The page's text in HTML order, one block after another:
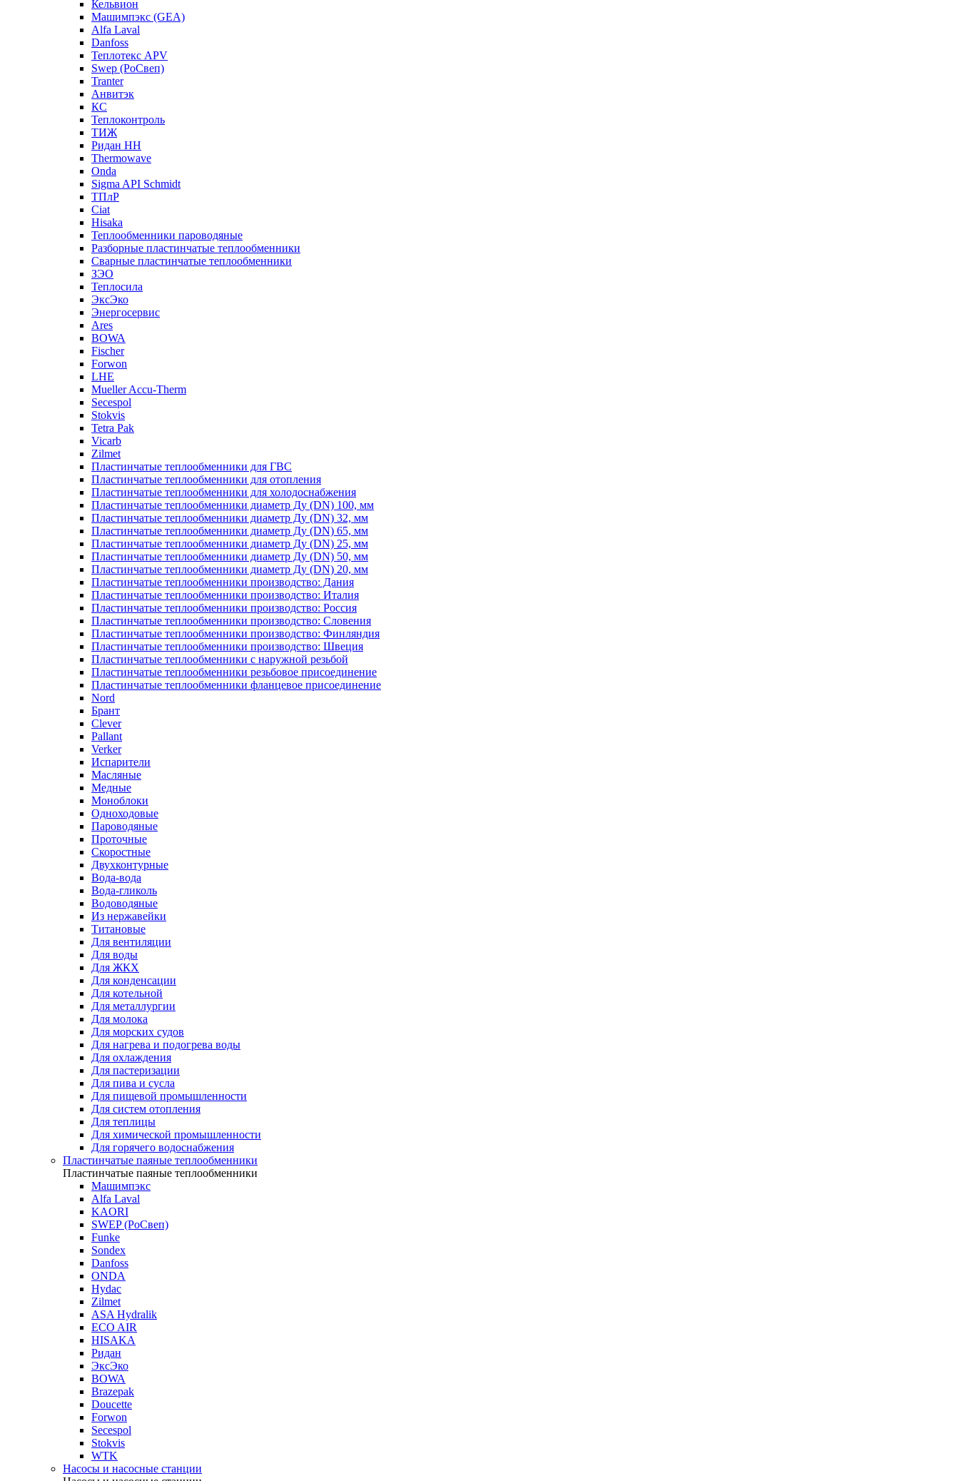
Кельвион
Машимпэкс (GEA)
Alfa Laval
Danfoss
Теплотекс APV
Swep (РоСвеп)
Tranter
Анвитэк
КС
Теплоконтроль
ТИЖ
Ридан НН
Thermowave
Onda
Sigma API Schmidt
ТПлР
Ciat
Hisaka
Теплообменники пароводяные
Разборные пластинчатые теплообменники
Сварные пластинчатые теплообменники
ЗЭО
Теплосила
ЭксЭко
Энергосервис
Ares
BOWA
Fischer
Forwon
LHE
Mueller Accu-Therm
Secespol
Stokvis
Tetra Pak
Vicarb
Zilmet
Пластинчатые теплообменники для ГВС
Пластинчатые теплообменники для отопления
Пластинчатые теплообменники для холодоснабжения
Пластинчатые теплообменники диаметр Ду (DN) 100, мм
Пластинчатые теплообменники диаметр Ду (DN) 32, мм
Пластинчатые теплообменники диаметр Ду (DN) 65, мм
Пластинчатые теплообменники диаметр Ду (DN) 25, мм
Пластинчатые теплообменники диаметр Ду (DN) 50, мм
Пластинчатые теплообменники диаметр Ду (DN) 20, мм
Пластинчатые теплообменники производство: Дания
Пластинчатые теплообменники производство: Италия
Пластинчатые теплообменники производство: Россия
Пластинчатые теплообменники производство: Словения
Пластинчатые теплообменники производство: Финляндия
Пластинчатые теплообменники производство: Швеция
Пластинчатые теплообменники с наружной резьбой
Пластинчатые теплообменники резьбовое присоединение
Пластинчатые теплообменники фланцевое присоединение
Nord
Брант
Clever
Pallant
Verker
Испарители
Масляные
Медные
Моноблоки
Одноходовые
Пароводяные
Проточные
Скоростные
Двухконтурные
Вода-вода
Вода-гликоль
Водоводяные
Из нержавейки
Титановые
Для вентиляции
Для воды
Для ЖКХ
Для конденсации
Для котельной
Для металлургии
Для молока
Для морских судов
Для нагрева и подогрева воды
Для охлаждения
Для пастеризации
Для пива и сусла
Для пищевой промышленности
Для систем отопления
Для теплицы
Для химической промышленности
Для горячего водоснабжения
Пластинчатые паяные теплообменники
Пластинчатые паяные теплообменники
Машимпэкс
Alfa Laval
KAORI
SWEP (РоСвеп)
Funke
Sondex
Danfoss
ONDA
Hydac
Zilmet
ASA Hydralik
ECO AIR
HISAKA
Ридан
ЭксЭко
BOWA
Brazepak
Doucette
Forwon
Secespol
Stokvis
WTK
Насосы и насосные станции